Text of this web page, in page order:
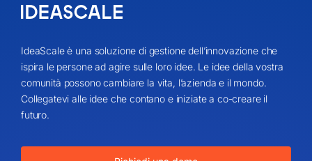
IdeaScale è una soluzione di gestione dell’innovazione che
ispira le persone ad agire sulle loro idee. Le idee della vostra
comunità possono cambiare la vita, l’azienda e il mondo.
Collegatevi alle idee che contano e iniziate a co-creare il
futuro.